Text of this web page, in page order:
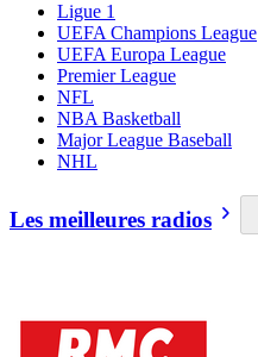
Ligue 1
UEFA Champions League
UEFA Europa League
Premier League
NFL
NBA Basketball
Major League Baseball
NHL
Les meilleures radios